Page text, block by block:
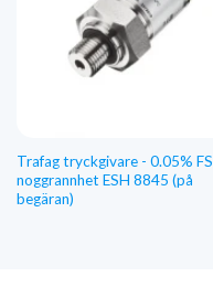
Trafag tryckgivare - 0.05% FS
noggrannhet ESH 8845 (på
begäran)